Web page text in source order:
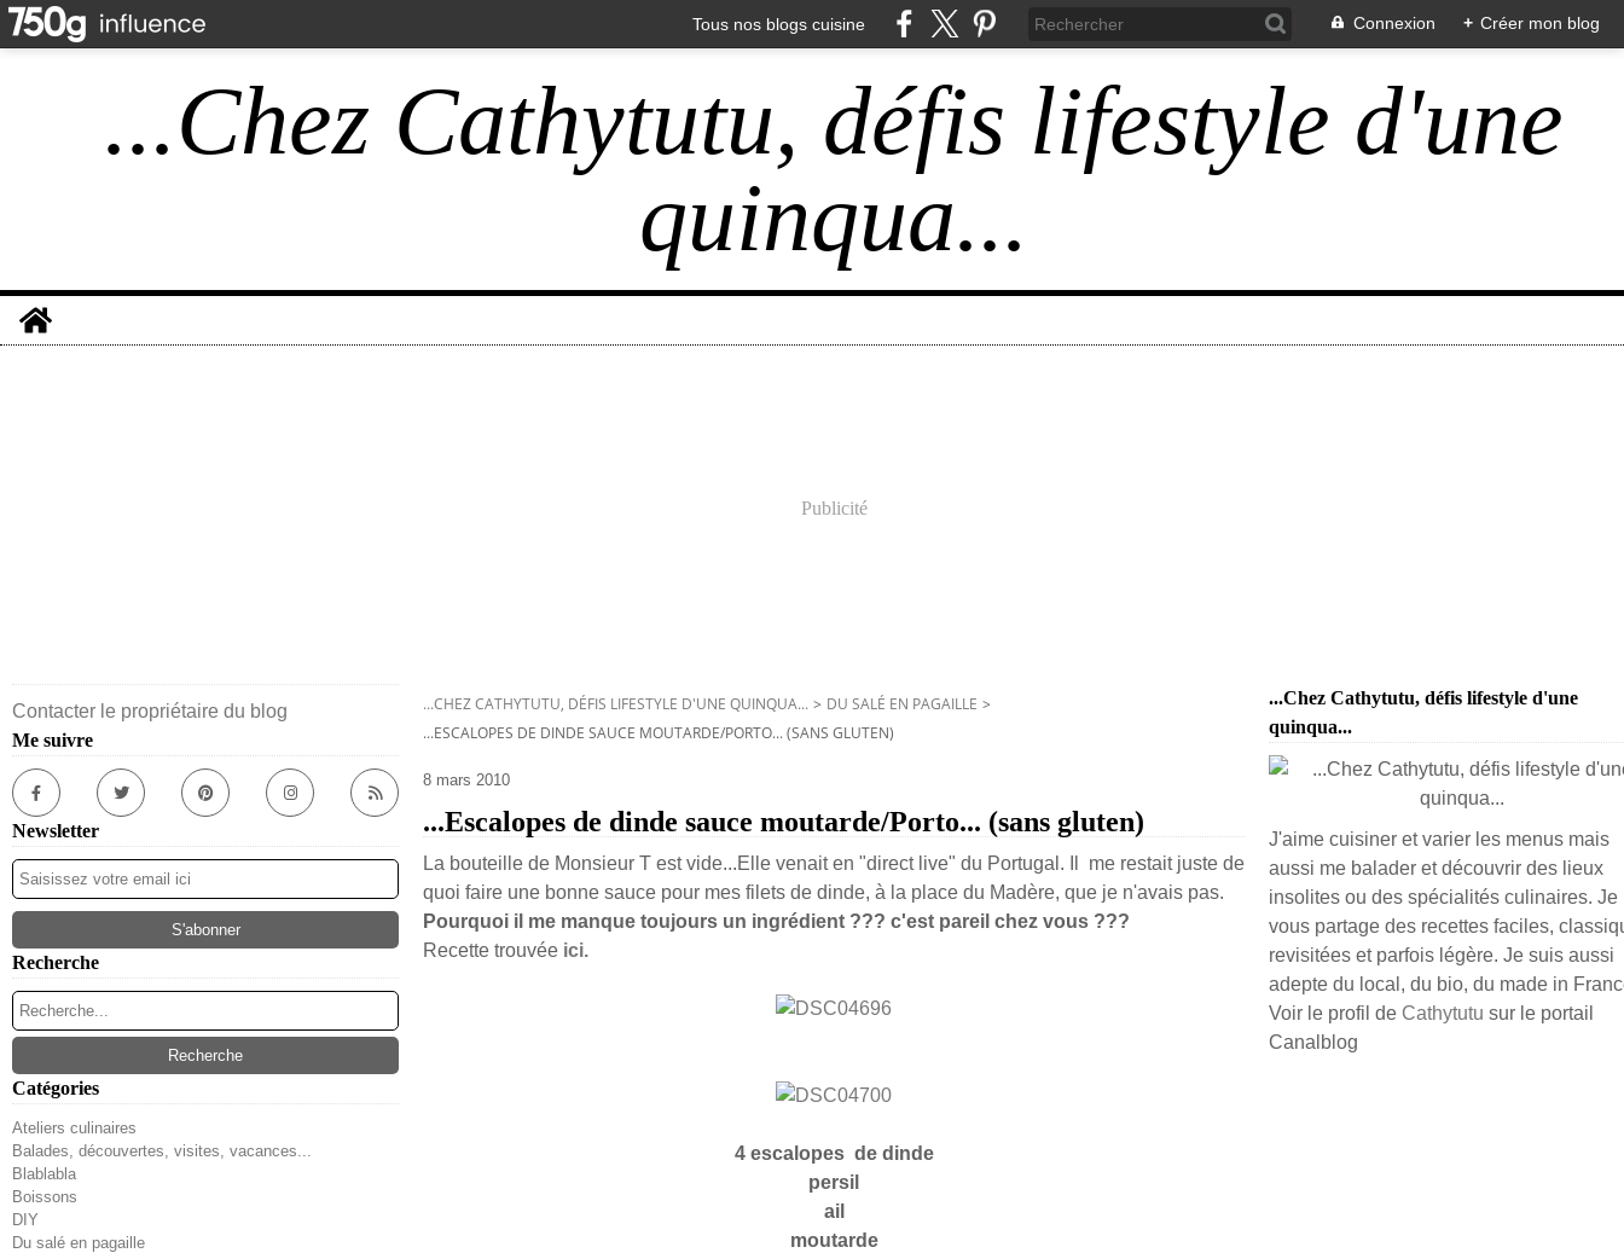
Tous nos blogs cuisine Connexion + Créer mon blog
...Chez Cathytutu, défis lifestyle d'une
quinqua...
Home
Publicité
Contacter le propriétaire du blog
Me suivre
Newsletter
Recherche
Catégories
Ateliers culinaires
Balades, découvertes, visites, vacances...
Blablabla
Boissons
DIY
Du salé en pagaille
...CHEZ CATHYTUTU, DÉFIS LIFESTYLE D'UNE QUINQUA... > DU SALÉ EN PAGAILLE >
...ESCALOPES DE DINDE SAUCE MOUTARDE/PORTO... (SANS GLUTEN)
8 mars 2010
...Escalopes de dinde sauce moutarde/Porto... (sans gluten)
La bouteille de Monsieur T est vide...Elle venait en "direct live" du Portugal. Il me restait juste de
quoi faire une bonne sauce pour mes filets de dinde, à la place du Madère, que je n'avais pas.
Pourquoi il me manque toujours un ingrédient ??? c'est pareil chez vous ???
Recette trouvée ici.
4 escalopes de dinde
persil
ail
moutarde
...Chez Cathytutu, défis lifestyle d'une
quinqua...
J'aime cuisiner et varier les menus mais
aussi me balader et découvrir des lieux
insolites ou des spécialités culinaires. Je
vous partage des recettes faciles,
revisitées et parfois légère. Je suis aussi
adepte du local, du bio, du made in
Voir le profil de Cathytutu sur le portail
Canalblog